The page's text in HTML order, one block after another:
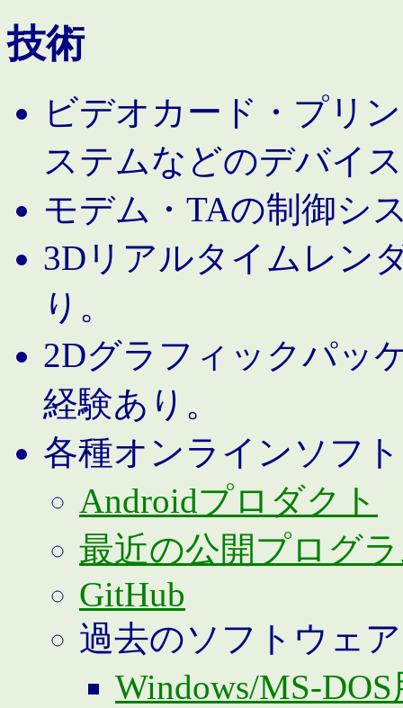
技術
ビデオカード・プリ
ステムなどのデバイ
モデム・TAの制御シ
3Dリアルタイムレン
り。
2Dグラフィックパッ
経験あり。
各種オンラインソフ
Androidプロダクト
最近の公開プログ
GitHub
過去のソフトウェア
Windows/MS-DOS